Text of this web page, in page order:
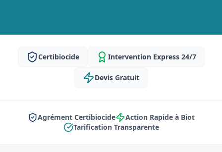
Certibiocide Intervention Express 24/7
Devis Gratuit
Agrément Certibiocide
Action Rapide à Biot
Tarification Transparente